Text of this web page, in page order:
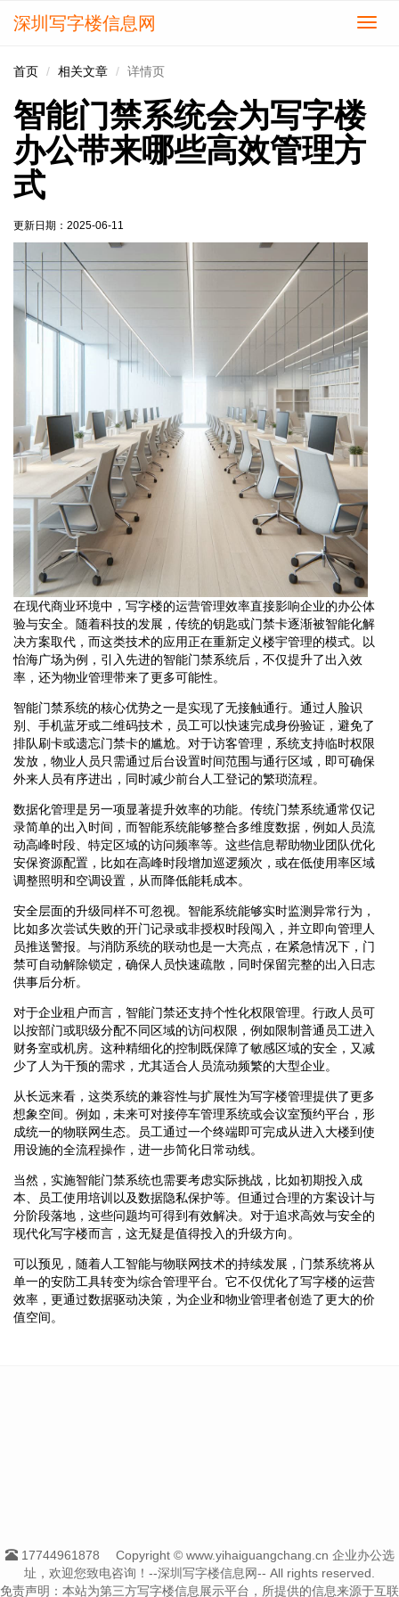
切
深圳写字楼信息网
首页 相关文章 详情页
智能门禁系统会为写字楼
办公带来哪些高效管理方
式
更新日期： 2025-06-11
在现代商业环境中，写字楼的运营管理效率直接影响企业的办公体
验与安全。随着科技的发展，传统的钥匙或门禁卡逐渐被智能化解
决方案取代，而这类技术的应用正在重新定义楼宇管理的模式。以
怡海广场为例，引入先进的智能门禁系统后，不仅提升了出入效
率，还为物业管理带来了更多可能性。
智能门禁系统的核心优势之一是实现了无接触通行。通过人脸识
别、手机蓝牙或二维码技术，员工可以快速完成身份验证，避免了
排队刷卡或遗忘门禁卡的尴尬。对于访客管理，系统支持临时权限
发放，物业人员只需通过后台设置时间范围与通行区域，即可确保
外来人员有序进出，同时减少前台人工登记的繁琐流程。
数据化管理是另一项显著提升效率的功能。传统门禁系统通常仅记
录简单的出入时间，而智能系统能够整合多维度数据，例如人员流
动高峰时段、特定区域的访问频率等。这些信息帮助物业团队优化
安保资源配置，比如在高峰时段增加巡逻频次，或在低使用率区域
调整照明和空调设置，从而降低能耗成本。
安全层面的升级同样不可忽视。智能系统能够实时监测异常行为，
比如多次尝试失败的开门记录或非授权时段闯入，并立即向管理人
员推送警报。与消防系统的联动也是一大亮点，在紧急情况下，门
禁可自动解除锁定，确保人员快速疏散，同时保留完整的出入日志
供事后分析。
对于企业租户而言，智能门禁还支持个性化权限管理。行政人员可
以按部门或职级分配不同区域的访问权限，例如限制普通员工进入
财务室或机房。这种精细化的控制既保障了敏感区域的安全，又减
少了人为干预的需求，尤其适合人员流动频繁的大型企业。
从长远来看，这类系统的兼容性与扩展性为写字楼管理提供了更多
想象空间。例如，未来可对接停车管理系统或会议室预约平台，形
成统一的物联网生态。员工通过一个终端即可完成从进入大楼到使
用设施的全流程操作，进一步简化日常动线。
当然，实施智能门禁系统也需要考虑实际挑战，比如初期投入成
本、员工使用培训以及数据隐私保护等。但通过合理的方案设计与
分阶段落地，这些问题均可得到有效解决。对于追求高效与安全的
现代化写字楼而言，这无疑是值得投入的升级方向。
可以预见，随着人工智能与物联网技术的持续发展，门禁系统将从
单一的安防工具转变为综合管理平台。它不仅优化了写字楼的运营
效率，更通过数据驱动决策，为企业和物业管理者创造了更大的价
值空间。
17744961878
Copyright © www.yihaiguangchang.cn 企业办公选
址，欢迎您致电咨询！--深圳写字楼信息网-- All rights reserved.
免责声明：本站为第三方写字楼信息展示平台，所提供的信息来源于互联